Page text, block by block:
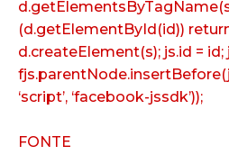
(d.getElementById(id))
d.createElement(s); js.id = id;
‘script’, ‘facebook-jssdk’));
FONTE